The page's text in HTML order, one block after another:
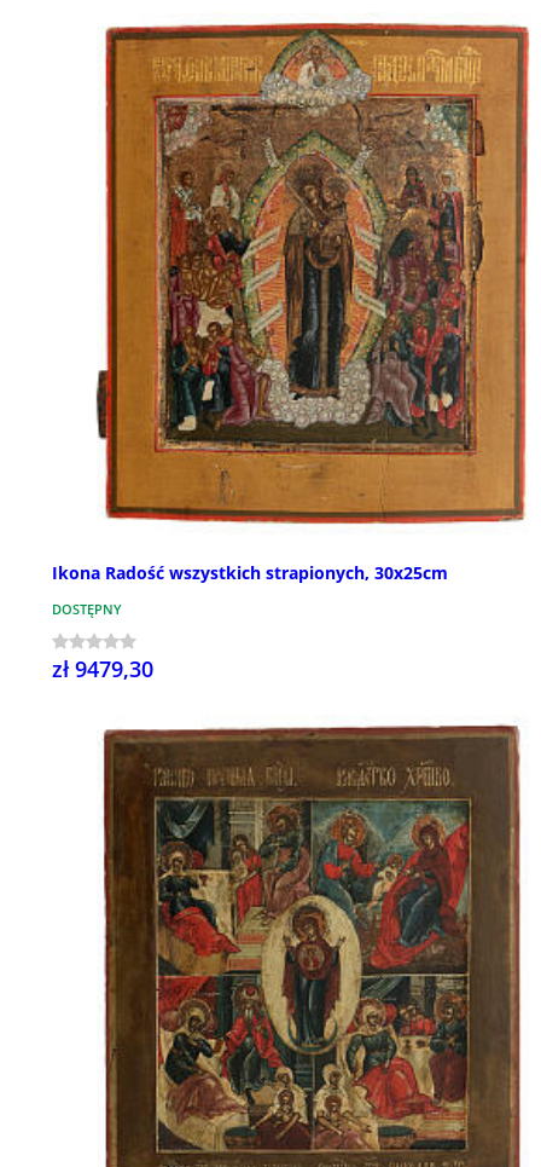
Ikona Radość wszystkich strapionych, 30x25cm
DOSTĘPNY
zł 9479,30